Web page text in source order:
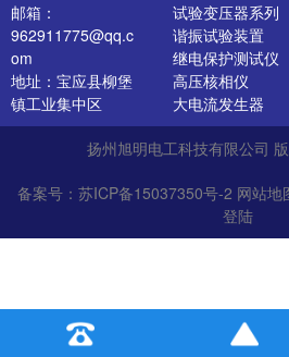
邮箱：
962911775@qq.c
om
地址：宝应县柳堡
镇工业集中区
试验变压器系列
谐振试验装置
继电保护测试仪
高压核相仪
大电流发生器
开关特性测试仪
高压发生器
介质损耗测试仪
直流电阻测试仪
绝缘油介电强度
仪
真空滤油机
扬州旭明电工科技有限公司
备案号：苏ICP备15037350号-2 网站地
登陆
苏公网安备